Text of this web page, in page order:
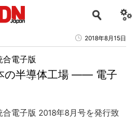
2018年8月15日
の半導体工場 ―― 電子
合電子版
電子版 2018年8月号を発行致